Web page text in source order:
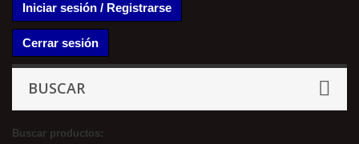
Iniciar sesión / Registrarse
Cerrar sesión
BUSCAR
Buscar productos: